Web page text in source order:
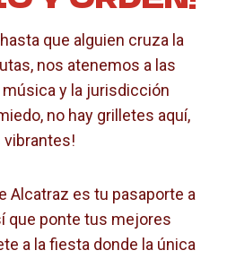
que alguien cruza la
nos atenemos a las
música y la jurisdicción
no hay grilletes aquí,
Alcatraz es tu pasaporte a
que ponte tus mejores
a la fiesta donde la única